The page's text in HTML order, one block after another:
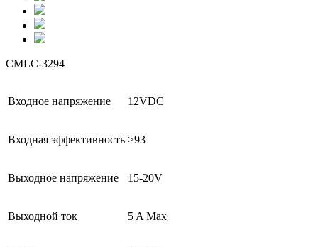
CMLC-3294
Входное напряжение 12VDC
Входная эффективность >93
Выходное напряжение 15-20V
Выходной ток 5 A Max